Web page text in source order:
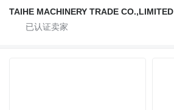
TAIHE MACHINERY TRADE CO.,LIMITED